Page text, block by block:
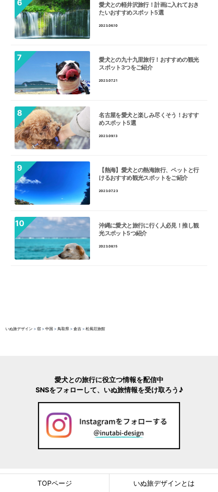
愛犬との軽井沢旅行！計画に入れておき
たいおすすめスポット5選
2023.06.10
愛犬との九十九里旅行！おすすめの観光
スポット3つをご紹介
2023.07.21
名古屋を愛犬と楽しみ尽くそう！おすす
めスポット5選
2023.09.13
【熱海】愛犬との熱海旅行、ペットと行
けるおすすめ観光スポットをご紹介
2023.07.23
沖縄に愛犬と旅行に行く人必見！推し観
光スポット5つ紹介
2023.08.15
いぬ旅デザイン >宿 >中国 >鳥取県 >倉吉 >松風荘旅館
愛犬との旅行に役立つ情報を配信中
SNSをフォローして、いぬ旅情報を受け取ろう♪
TOPページ いぬ旅デザインとは